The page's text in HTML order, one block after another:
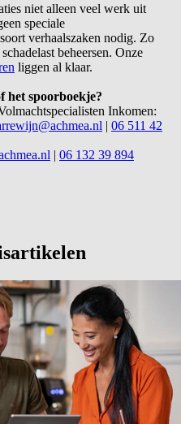
niet alleen veel werk uit
speciale
verhaalszaken nodig. Zo
beheersen. Onze
liggen al klaar.
het spoorboekje?
Inkomen:
| 06 511 42
| 06 132 39 894